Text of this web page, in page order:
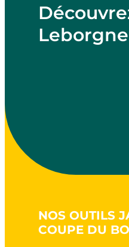
Leborgne
NOS OUTILS
COUPE DU